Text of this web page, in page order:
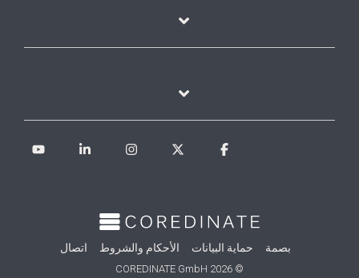
بصمة حماية البيانات الأحكام والشروط اتصال
© 2026 COREDINATE GmbH
Facebook
Instagram
Linkedin